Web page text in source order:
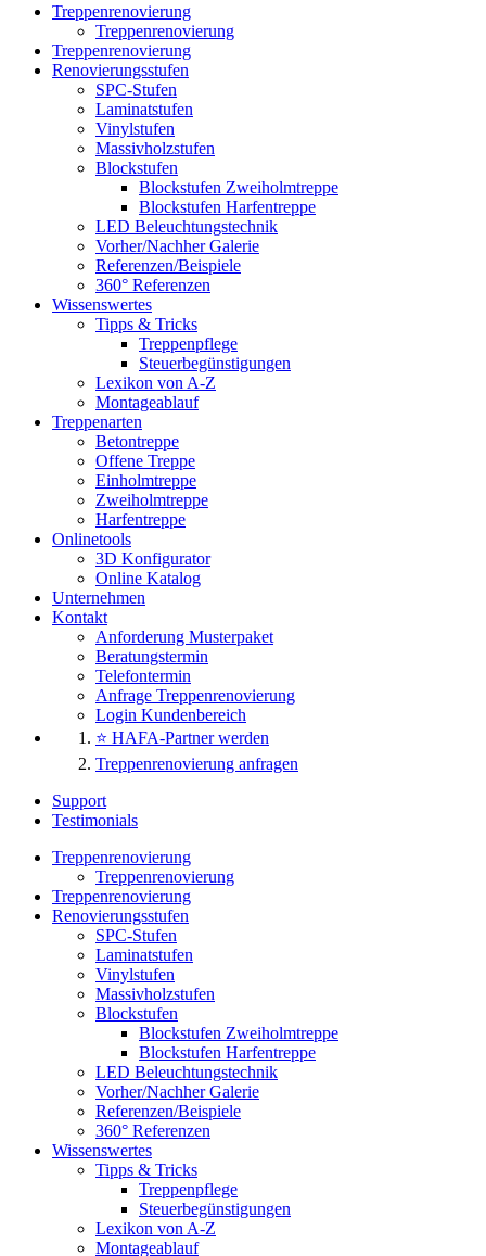
Treppenrenovierung
Treppenrenovierung
Treppenrenovierung
Renovierungsstufen
SPC-Stufen
Laminatstufen
Vinylstufen
Massivholzstufen
Blockstufen
Blockstufen Zweiholmtreppe
Blockstufen Harfentreppe
LED Beleuchtungstechnik
Vorher/Nachher Galerie
Referenzen/Beispiele
360° Referenzen
Wissenswertes
Tipps & Tricks
Treppenpflege
Steuerbegünstigungen
Lexikon von A-Z
Montageablauf
Treppenarten
Betontreppe
Offene Treppe
Einholmtreppe
Zweiholmtreppe
Harfentreppe
Onlinetools
3D Konfigurator
Online Katalog
Unternehmen
Kontakt
Anforderung Musterpaket
Beratungstermin
Telefontermin
Anfrage Treppenrenovierung
Login Kundenbereich
⭐ HAFA-Partner werden
Treppenrenovierung anfragen
Support
Testimonials
Treppenrenovierung
Treppenrenovierung
Treppenrenovierung
Renovierungsstufen
SPC-Stufen
Laminatstufen
Vinylstufen
Massivholzstufen
Blockstufen
Blockstufen Zweiholmtreppe
Blockstufen Harfentreppe
LED Beleuchtungstechnik
Vorher/Nachher Galerie
Referenzen/Beispiele
360° Referenzen
Wissenswertes
Tipps & Tricks
Treppenpflege
Steuerbegünstigungen
Lexikon von A-Z
Montageablauf